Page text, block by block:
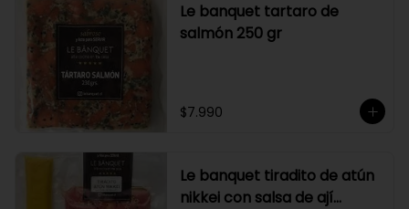
Le banquet tartaro de
salmón 250 gr
$7.990
Le banquet tiradito de atún
nikkei con salsa de ají